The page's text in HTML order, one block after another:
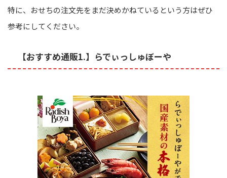
特に、おせちの注文先をまだ決めかねているという方はぜひ
参考にしてください。
【おすすめ通販1.】らでぃっしゅぼーや